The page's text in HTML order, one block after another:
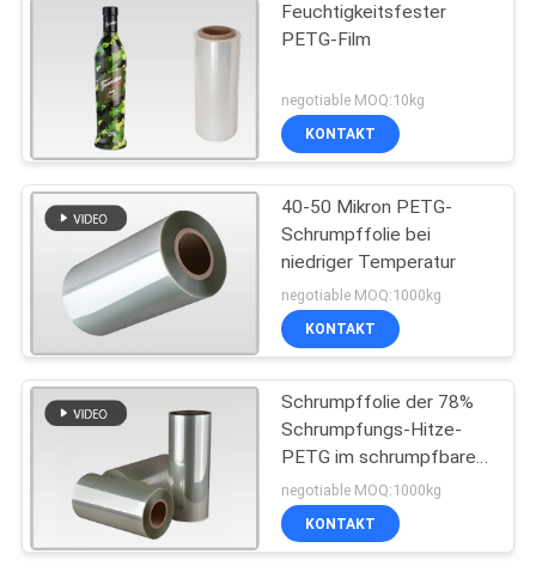
Feuchtigkeitsfester
PETG-Film
negotiable MOQ:10kg
KONTAKT
40-50 Mikron PETG-
Schrumpffolie bei
niedriger Temperatur
negotiable MOQ:1000kg
KONTAKT
Schrumpffolie der 78%
Schrumpfungs-Hitze-
PETG im schrumpfbaren
Ärmel-Aufkleber
negotiable MOQ:1000kg
KONTAKT